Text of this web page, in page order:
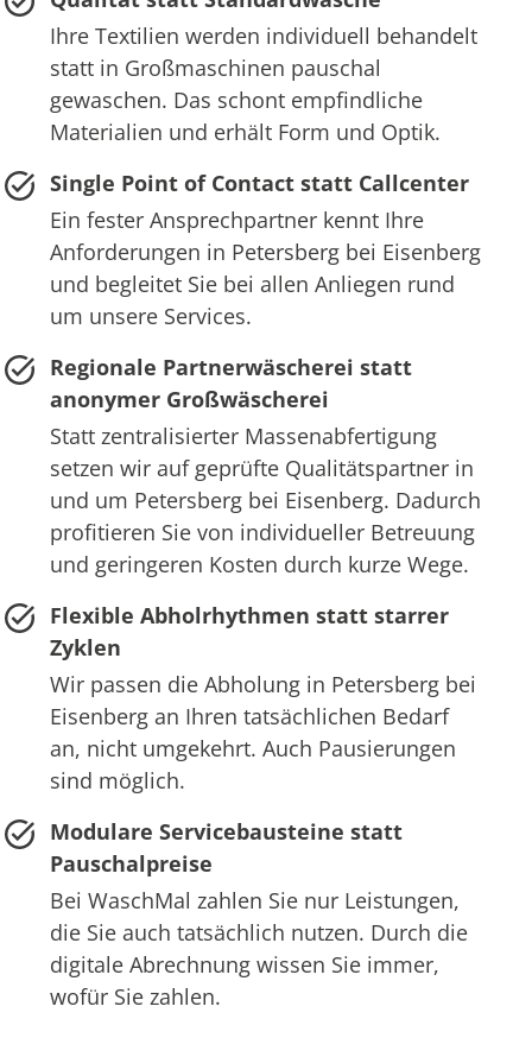
Ihre Textilien werden individuell behandelt
statt in Großmaschinen pauschal
gewaschen. Das schont empfindliche
Materialien und erhält Form und Optik.
Single Point of Contact statt Callcenter
Ein fester Ansprechpartner kennt Ihre
Anforderungen in Petersberg bei Eisenberg
und begleitet Sie bei allen Anliegen rund
um unsere Services.
Regionale Partnerwäscherei statt
anonymer Großwäscherei
Statt zentralisierter Massenabfertigung
setzen wir auf geprüfte Qualitätspartner in
und um Petersberg bei Eisenberg. Dadurch
profitieren Sie von individueller Betreuung
und geringeren Kosten durch kurze Wege.
Flexible Abholrhythmen statt starrer
Zyklen
Wir passen die Abholung in Petersberg bei
Eisenberg an Ihren tatsächlichen Bedarf
an, nicht umgekehrt. Auch Pausierungen
sind möglich.
Modulare Servicebausteine statt
Pauschalpreise
Bei WaschMal zahlen Sie nur Leistungen,
die Sie auch tatsächlich nutzen. Durch die
digitale Abrechnung wissen Sie immer,
wofür Sie zahlen.